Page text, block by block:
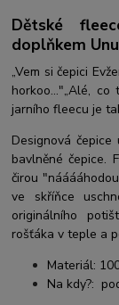
Dětské
doplňkem
„Vem si čepici
horkoo..."„Alé,
jarního fleecu je
Designová
bavlněné čepice.
čirou
ve skříňce
originálního
rošťáka v teple a
Materiál:
Na kdy?: